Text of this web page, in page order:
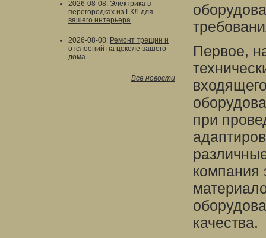
2026-08-08: Электрика в
перегородках из ГКЛ для
вашего интерьера
2026-08-08: Ремонт трещин и
отслоений на цоколе вашего
дома
Все новости
Первое,
при
компания
качества.